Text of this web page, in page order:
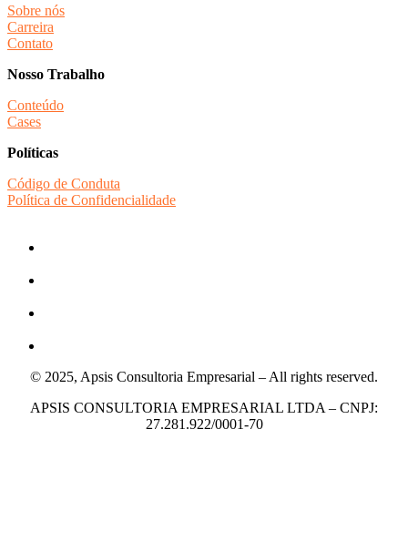
Sobre nós
Carreira
Contato
Nosso Trabalho
Conteúdo
Cases
Políticas
Código de Conduta
Política de Confidencialidade
© 2025, Apsis Consultoria Empresarial – All rights reserved.
APSIS CONSULTORIA EMPRESARIAL LTDA – CNPJ:
27.281.922/0001-70